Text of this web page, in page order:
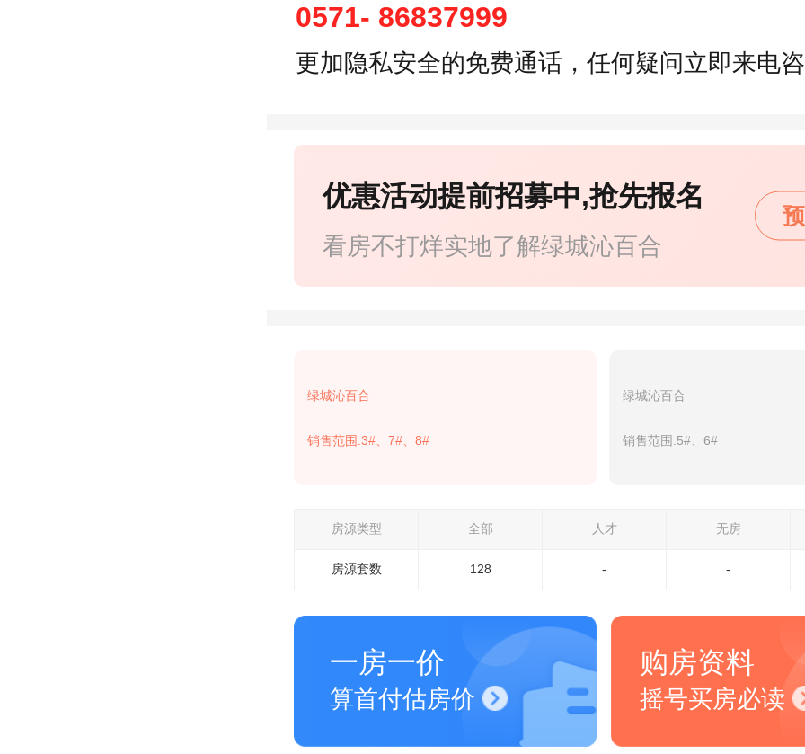
0571- 86837999
更加隐私安全的免费通话，任何疑问立即来电
看房不打烊实地了解绿城沁百合
优惠活动提前招募中,抢先报名
绿城沁百合
销售范围:3#、7#、8#
绿城沁百合
销售范围:5#、6#
房源类型 全部 人才 无房
房源套数 128 - -
一房一价
算首付估房价
购房资料
摇号买房必读